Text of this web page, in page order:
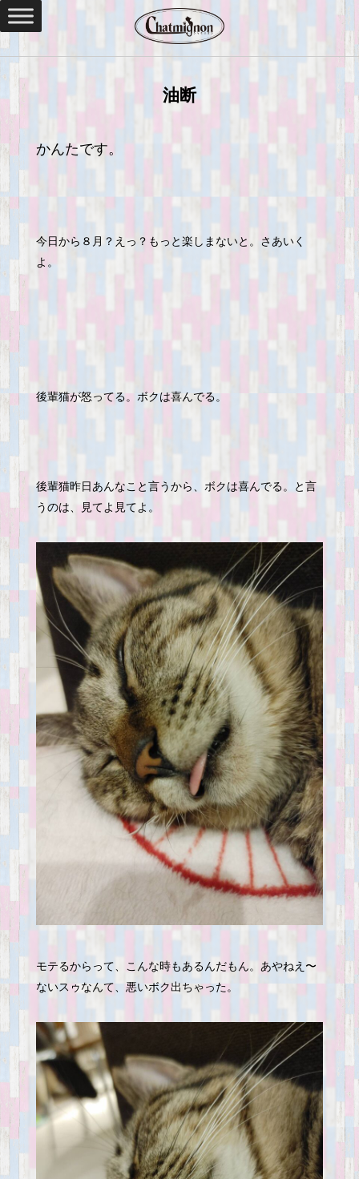
油断
かんたです。
今日から８月？えっ？もっと楽しまないと。さあいく
よ。
後輩猫が怒ってる。ボクは喜んでる。
後輩猫昨日あんなこと言うから、ボクは喜んでる。と言
うのは、見てよ見てよ。
モテるからって、こんな時もあるんだもん。あやねえ〜
ないスゥなんて、悪いボク出ちゃった。